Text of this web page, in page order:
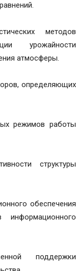
методов
урожайности
атмосферы.
определяющих
режимов работы
структуры
обеспечения
информационного
поддержки